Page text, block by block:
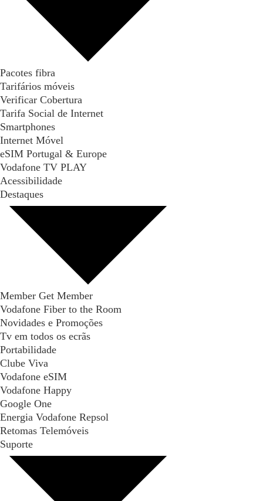
Pacotes fibra
Tarifários móveis
Verificar Cobertura
Tarifa Social de Internet
Smartphones
Internet Móvel
eSIM Portugal & Europe
Vodafone TV PLAY
Acessibilidade
Destaques
Member Get Member
Vodafone Fiber to the Room
Novidades e Promoções
Tv em todos os ecrãs
Portabilidade
Clube Viva
Vodafone eSIM
Vodafone Happy
Google One
Energia Vodafone Repsol
Retomas Telemóveis
Suporte